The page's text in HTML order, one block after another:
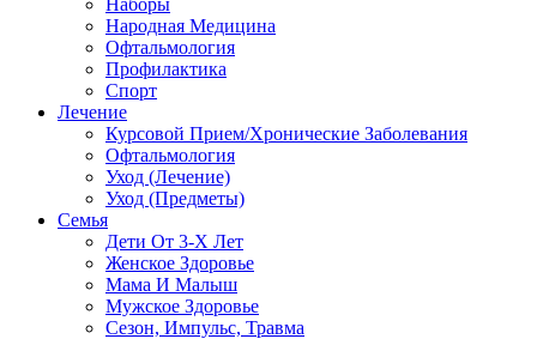
Наборы
Народная Медицина
Офтальмология
Профилактика
Спорт
Лечение
Курсовой Прием/Хронические Заболевания
Офтальмология
Уход (Лечение)
Уход (Предметы)
Семья
Дети От 3-Х Лет
Женское Здоровье
Мама И Малыш
Мужское Здоровье
Сезон, Импульс, Травма